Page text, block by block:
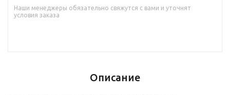
Наши менеджеры обязательно свяжутся с вами и уточнят
условия заказа
Описание